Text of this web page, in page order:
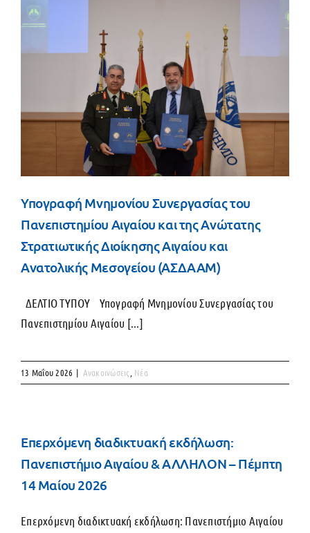
Υπογραφή Μνημονίου Συνεργασίας του
Πανεπιστημίου Αιγαίου και της Ανώτατης
Στρατιωτικής Διοίκησης Αιγαίου και
Ανατολικής Μεσογείου (ΑΣΔΑΑΜ)
ΔΕΛΤΙΟ ΤΥΠΟΥ Υπογραφή Μνημονίου Συνεργασίας του
Πανεπιστημίου Αιγαίου [...]
13 Μαΐου 2026 | Ανακοινώσεις Νέα
Eπερχόμενη διαδικτυακή εκδήλωση:
Πανεπιστήμιο Αιγαίου & ΑΛΛΗΛΟΝ – Πέμπτη
14 Μαίου 2026
Eπερχόμενη διαδικτυακή εκδήλωση: Πανεπιστήμιο Αιγαίου